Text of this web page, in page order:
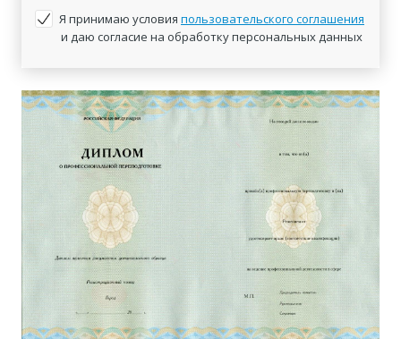
Я принимаю условия пользовательского соглашения
и даю согласие на обработку персональных данных